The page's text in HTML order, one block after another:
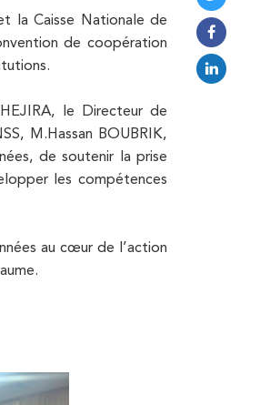
la Caisse Nationale de
de coopération
le Directeur de
M.Hassan BOUBRIK,
de soutenir la prise
les compétences
au cœur de l’action